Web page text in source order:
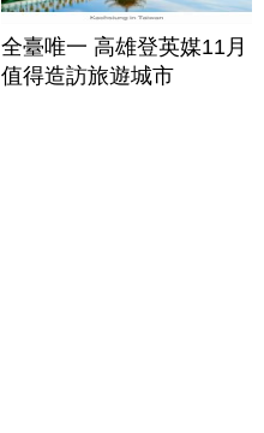
全臺唯一 高雄登英媒11月
值得造訪旅遊城市